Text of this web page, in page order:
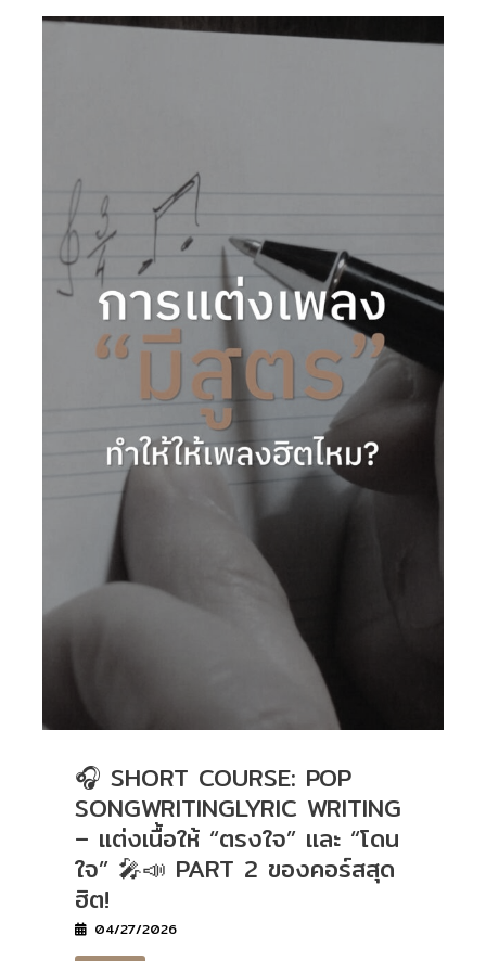
🎧 SHORT COURSE: POP
SONGWRITINGLYRIC WRITING
– แต่งเนื้อให้ “ตรงใจ” และ “โดน
ใจ” 🎤📣 PART 2 ของคอร์สสุด
ฮิต!
04/27/2026